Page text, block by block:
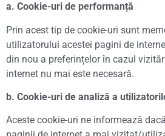
a. Cookie-uri de performanță
Prin acest tip de cookie-uri sunt
utilizatorului acestei pagini de
din nou a preferințelor în cazul
internet nu mai este necesară.
b. Cookie-uri de analiză a
Aceste cookie-uri ne informează